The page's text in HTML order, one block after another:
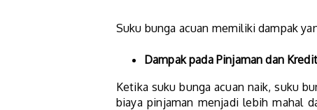
Suku bunga acuan memiliki dampak
Dampak pada Pinjaman dan Kredit
Ketika suku bunga acuan naik, suku
biaya pinjaman menjadi lebih mahal